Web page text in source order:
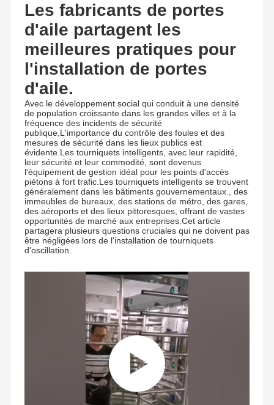
Les fabricants de portes
d'aile partagent les
meilleures pratiques pour
l'installation de portes
d'aile.
Avec le développement social qui conduit à une densité
de population croissante dans les grandes villes et à la
fréquence des incidents de sécurité
publique,L'importance du contrôle des foules et des
mesures de sécurité dans les lieux publics est
évidente.Les tourniquets intelligents, avec leur rapidité,
leur sécurité et leur commodité, sont devenus
l'équipement de gestion idéal pour les points d'accès
piétons à fort trafic.Les tourniquets intelligents se trouvent
généralement dans les bâtiments gouvernementaux., des
immeubles de bureaux, des stations de métro, des gares,
des aéroports et des lieux pittoresques, offrant de vastes
opportunités de marché aux entreprises.Cet article
partagera plusieurs questions cruciales qui ne doivent pas
être négligées lors de l'installation de tourniquets
d'oscillation.